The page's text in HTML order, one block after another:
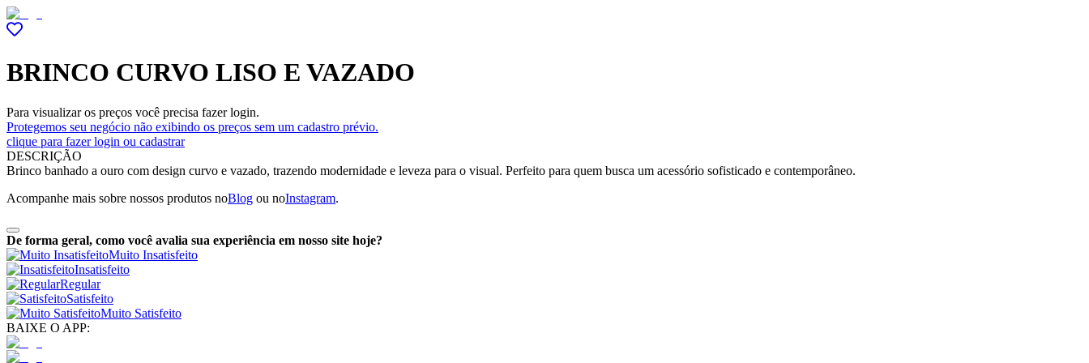
BRINCO CURVO LISO E VAZADO
Para visualizar os preços você precisa fazer login.
Protegemos seu negócio não exibindo os preços sem um cadastro prévio.
clique para fazer login ou cadastrar
DESCRIÇÃO
Brinco banhado a ouro com design curvo e vazado, trazendo modernidade e leveza para o visual. Perfeito para quem busca um acessório sofisticado e contemporâneo.
Acompanhe mais sobre nossos produtos noBlog ou noInstagram.
De forma geral, como você avalia sua experiência em nosso site hoje?
Muito Insatisfeito
Insatisfeito
Regular
Satisfeito
Muito Satisfeito
BAIXE O APP: